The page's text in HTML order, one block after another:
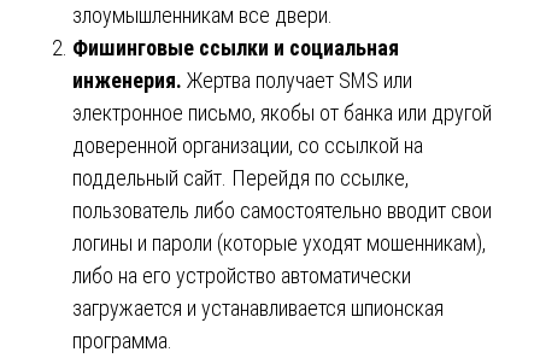
злоумышленникам все двери.
Фишинговые ссылки и социальная
инженерия. Жертва получает SMS или
электронное письмо, якобы от банка или другой
доверенной организации, со ссылкой на
поддельный сайт. Перейдя по ссылке,
пользователь либо самостоятельно вводит свои
логины и пароли (которые уходят мошенникам),
либо на его устройство автоматически
загружается и устанавливается шпионская
программа.